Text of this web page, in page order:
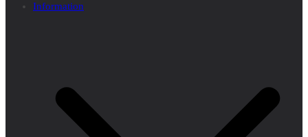
Information